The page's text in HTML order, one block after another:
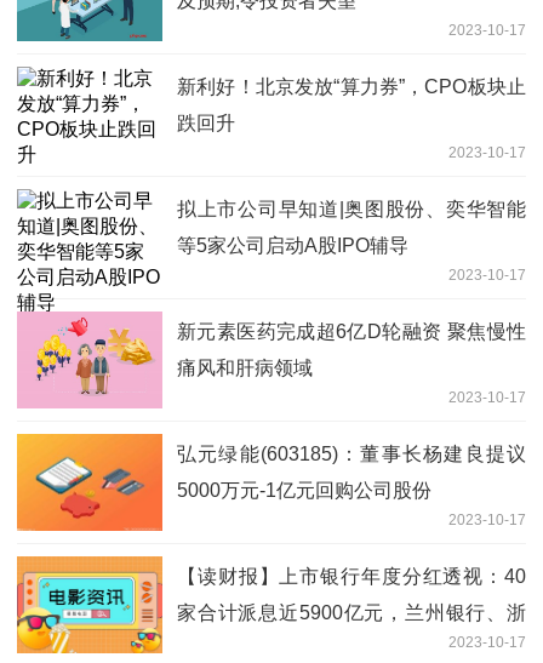
2023-10-17
新利好！北京发放“算力券”，CPO板块止
跌回升
2023-10-17
拟上市公司早知道|奥图股份、奕华智能
等5家公司启动A股IPO辅导
2023-10-17
新元素医药完成超6亿D轮融资 聚焦慢性
痛风和肝病领域
2023-10-17
弘元绿能(603185)：董事长杨建良提议
5000万元-1亿元回购公司股份
2023-10-17
【读财报】上市银行年度分红透视：40
家合计派息近5900亿元，兰州银行、浙
2023-10-17